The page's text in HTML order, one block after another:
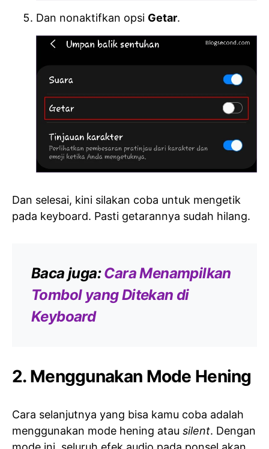
Dan nonaktifkan opsi Getar.
Dan selesai, kini silakan coba untuk mengetik
pada keyboard. Pasti getarannya sudah hilang.
Baca juga:Cara Menampilkan
Tombol yang Ditekan di
Keyboard
2. Menggunakan Mode Hening
Cara selanjutnya yang bisa kamu coba adalah
menggunakan mode hening atau silent. Dengan